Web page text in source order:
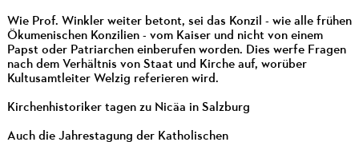
Wie Prof. Winkler weiter betont, sei das Konzil - wie alle frühen
Ökumenischen Konzilien - vom Kaiser und nicht von einem
Papst oder Patriarchen einberufen worden. Dies werfe Fragen
nach dem Verhältnis von Staat und Kirche auf, worüber
Kultusamtleiter Welzig referieren wird.
Kirchenhistoriker tagen zu Nicäa in Salzburg
Auch die Jahrestagung der Katholischen